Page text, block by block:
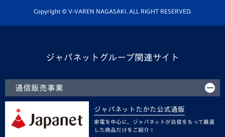
ホームタウン活動
Copyright © V-VAREN NAGASAKI. ALL RIGHT RESERVED.
ジャパネットグループ関連サイト
通信販売事業
ジャパネットたかた公式通販
家電を中心に、ジャパネットが自信をもって厳選
した商品だけをご紹介！